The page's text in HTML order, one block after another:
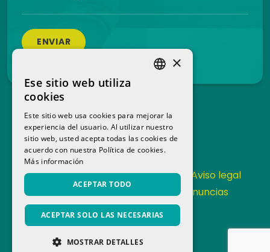
ENVIAR
Contacta Política de Privacidad
Aviso legal
Canal de denuncias
Memoria anual
×
Ese sitio web utiliza
cookies
Este sitio web usa cookies para mejorar la
experiencia del usuario. Al utilizar nuestro
sitio web, usted acepta todas las cookies de
acuerdo con nuestra Política de cookies.
Más información
ACEPTAR TODO
ACEPTAR SOLO LAS NECESARIAS
MOSTRAR DETALLES